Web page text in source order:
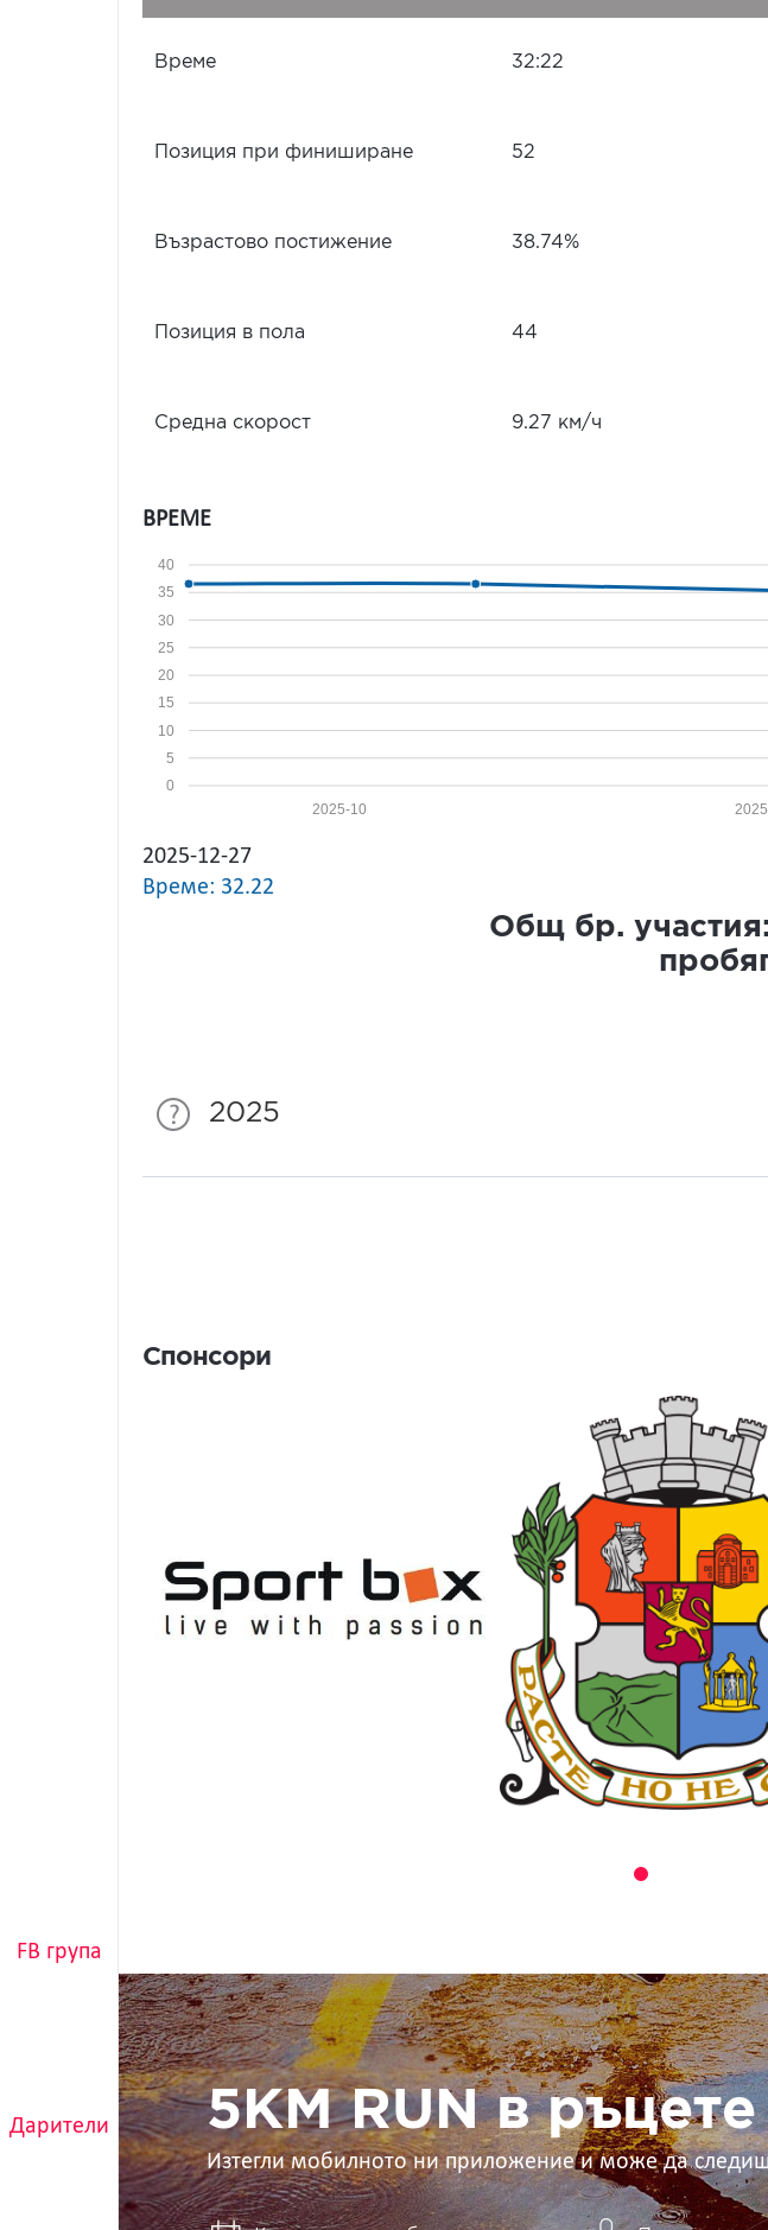
FB група
Дарители
Време 32:22
Позиция при финиширане 52
Възрастово постижение 38.74%
Позиция в пола 44
Средна скорост 9.27 км/ч
ВРЕМЕ
0
5
10
15
20
25
30
35
40
2025-10
2025-12-27
Време: 32.22
Общ бр. участия:
2025
Спонсори
5KM
RUN
в
ръцете
ти
5KM RUN в ръцете
Изтегли мобилното ни приложение и може да